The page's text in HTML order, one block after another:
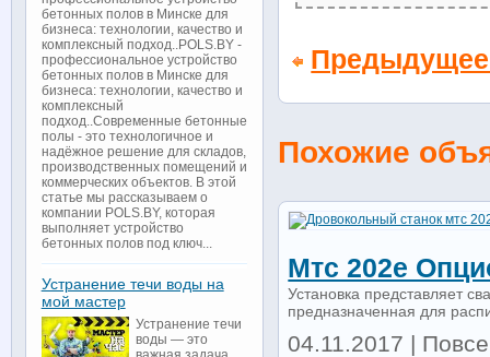
Похожие
Мтс 202е
Установка представляет
предназначенная для
04.11.2017 |
бетонных полов в Минске для
бизнеса: технологии, качество и
комплексный подход..POLS.BY -
профессиональное устройство
бетонных полов в Минске для
бизнеса: технологии, качество и
комплексный
подход..Современные бетонные
полы - это технологичное и
надёжное решение для складов,
производственных помещений и
коммерческих объектов. В этой
статье мы рассказываем о
компании POLS.BY, которая
выполняет устройство
бетонных полов под ключ...
Устранение течи воды на
мой мастер
Устранение течи
воды — это